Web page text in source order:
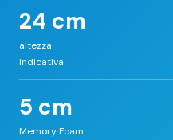
24 cm
altezza
indicativa
5 cm
Memory Foam